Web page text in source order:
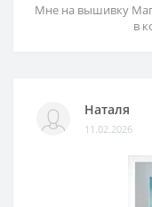
Мне на вышивку
в
Наталя
11.02.2026